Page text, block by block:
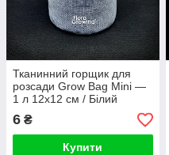
Тканинний горщик для
розсади Grow Bag Mini —
1 л 12х12 см / Білий
6 ₴
Купити